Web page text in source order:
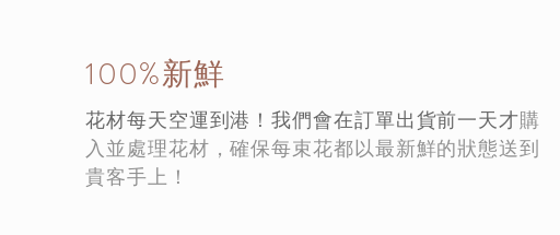
花材每天空運到港！我們會在訂單出貨前一天才購
入並處理花材，確保每束花都以最新鮮的狀態送到
貴客手上！
100%新鮮